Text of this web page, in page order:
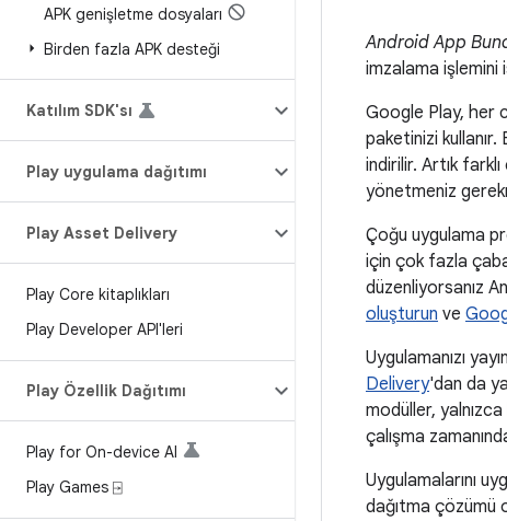
APK genişletme dosyaları
Birden fazla APK desteği
Katılım SDK'sı
Play uygulama dağıtımı
Play Asset Delivery
Play Core kitaplıkları
Play Developer API'leri
Play Özellik Dağıtımı
Play for On-device AI
Play Games ⍈
Android App
imzalama işlemini
Google Play, her
paketinizi
indirilir. Artık
yönetmeniz
Çoğu uygulama
için çok fazla
düzenliyorsanız
oluşturun ve
Uygulamanızı
Delivery'dan da
modüller,
çalışma
Uygulamalarını
dağıtma çözümü